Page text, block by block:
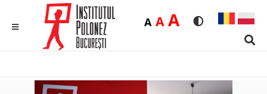
Rozmiar
ADomyślna
AŚrednia
ADużaWersja